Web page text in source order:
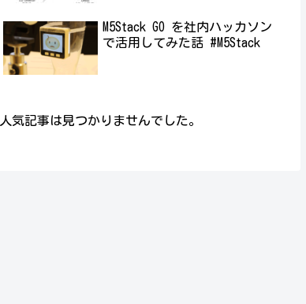
M5Stack GO を社内ハッカソン
で活用してみた話 #M5Stack
人気記事は見つかりませんでした。